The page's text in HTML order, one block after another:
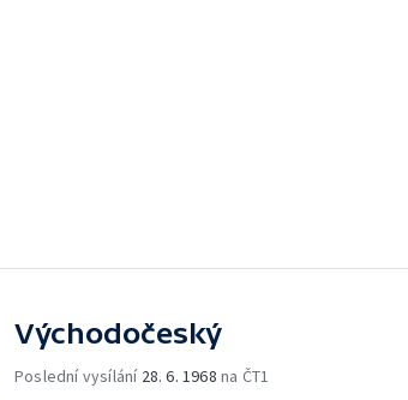
Východočeský
Poslední vysílání 28. 6. 1968 na ČT1